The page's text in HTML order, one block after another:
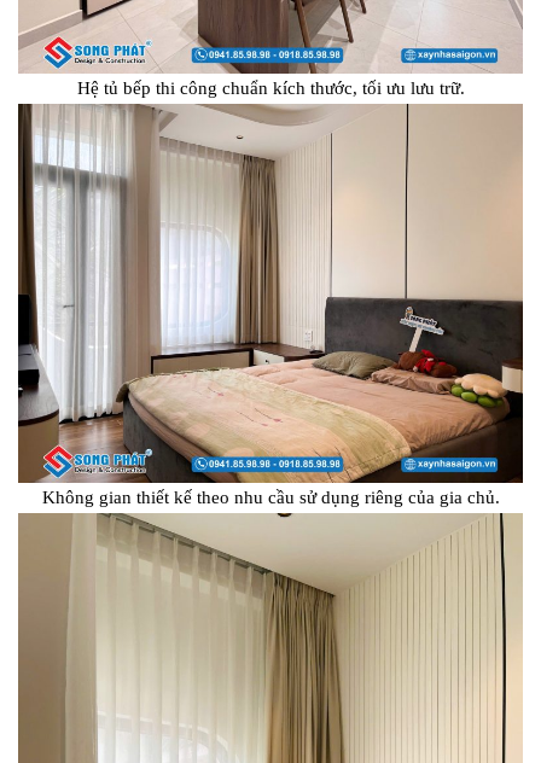
Hệ tủ bếp thi công chuẩn kích thước, tối ưu lưu trữ.
Không gian thiết kế theo nhu cầu sử dụng riêng của gia chủ.